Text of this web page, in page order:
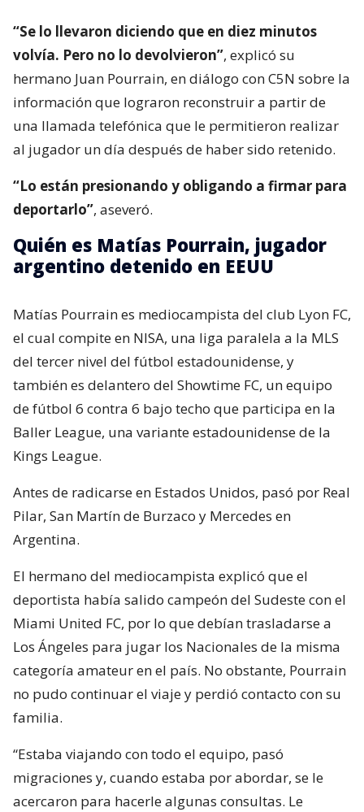
“Se lo llevaron diciendo que en diez minutos
volvía. Pero no lo devolvieron”, explicó su
hermano Juan Pourrain, en diálogo con C5N sobre la
información que lograron reconstruir a partir de
una llamada telefónica que le permitieron realizar
al jugador un día después de haber sido retenido.
“Lo están presionando y obligando a firmar para
deportarlo”, aseveró.
Quién es Matías Pourrain, jugador
argentino detenido en EEUU
Matías Pourrain es mediocampista del club Lyon FC,
el cual compite en NISA, una liga paralela a la MLS
del tercer nivel del fútbol estadounidense, y
también es delantero del Showtime FC, un equipo
de fútbol 6 contra 6 bajo techo que participa en la
Baller League, una variante estadounidense de la
Kings League.
Antes de radicarse en Estados Unidos, pasó por Real
Pilar, San Martín de Burzaco y Mercedes en
Argentina.
El hermano del mediocampista explicó que el
deportista había salido campeón del Sudeste con el
Miami United FC, por lo que debían trasladarse a
Los Ángeles para jugar los Nacionales de la misma
categoría amateur en el país. No obstante, Pourrain
no pudo continuar el viaje y perdió contacto con su
familia.
“Estaba viajando con todo el equipo, pasó
migraciones y, cuando estaba por abordar, se le
acercaron para hacerle algunas consultas. Le